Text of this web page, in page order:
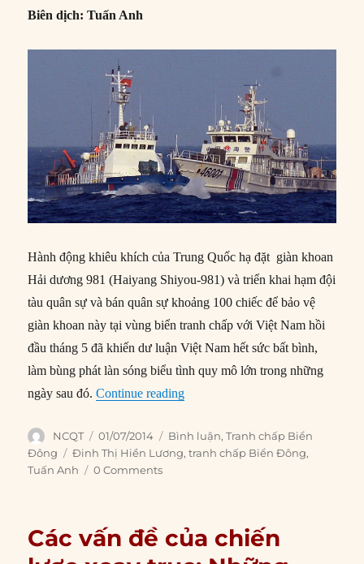
Biên dịch: Tuấn Anh
Hành động khiêu khích của Trung Quốc hạ đặt giàn khoan
Hải dương 981 (Haiyang Shiyou-981) và triển khai hạm đội
tàu quân sự và bán quân sự khoảng 100 chiếc để bảo vệ
giàn khoan này tại vùng biển tranh chấp với Việt Nam hồi
đầu tháng 5 đã khiến dư luận Việt Nam hết sức bất bình,
làm bùng phát làn sóng biểu tình quy mô lớn trong những
ngày sau đó.Continue reading“Biển Đông: Điểm nóng an ninh
Author
NCQT
Posted
on
01/07/2014 Categories
Bình luận,Tranh chấp Biển
Đông
Tags
Đinh Thị Hiền Lương,tranh chấp Biển Đông,
Tuấn Anh
0 Comments
Các vấn đề của chiến